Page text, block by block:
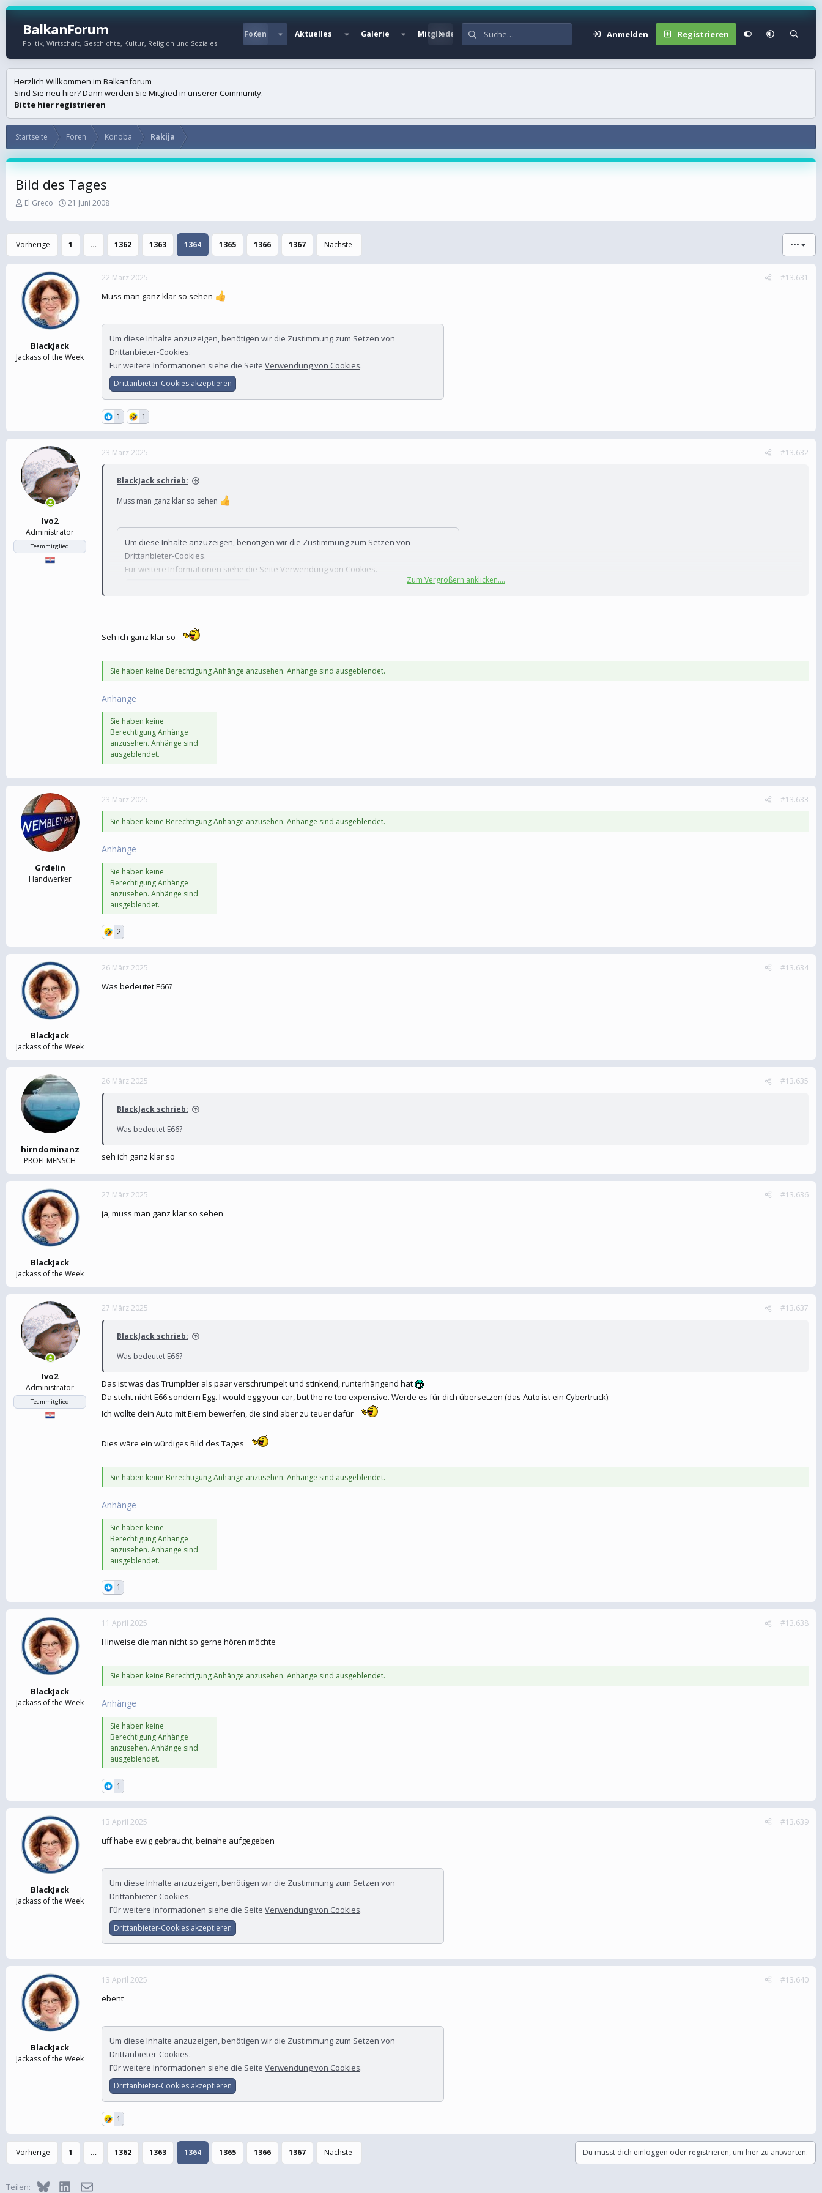
BalkanForum
Politik, Wirtschaft, Geschichte, Kultur, Religion und Soziales
Foren Aktuelles Galerie Mitglieder Anmelden Registrieren
Herzlich Willkommen im Balkanforum
Sind Sie neu hier? Dann werden Sie Mitglied in unserer Community.
Bitte hier registrieren
Startseite Foren Konoba Rakija
Bild des Tages
E
s
t
e
l
e
r
El Greco
E
s
t
e
l
t
a
m
21 Juni 2008
Vorherige 1 … 1362 1363 1364 1365 1366 1367 Nächste •••
BlackJack
Jackass of the Week
22 März 2025 #13.631
Muss man ganz klar so sehen
Um diese Inhalte anzuzeigen, benötigen wir die Zustimmung zum Setzen von
Drittanbieter-Cookies.
Für weitere Informationen siehe die Seite Verwendung von Cookies.
Drittanbieter-Cookies akzeptieren
1 1
Ivo2
Administrator
Teammitglied
23 März 2025 #13.632
BlackJack schrieb:
Muss man ganz klar so sehen
Um diese Inhalte anzuzeigen, benötigen wir die Zustimmung zum Setzen von
Drittanbieter-Cookies.
Für weitere Informationen siehe die Seite Verwendung von Cookies.
Zum Vergrößern anklicken....
Seh ich ganz klar so
Sie haben keine Berechtigung Anhänge anzusehen. Anhänge sind ausgeblendet.
Anhänge
Sie haben keine
Berechtigung Anhänge
anzusehen. Anhänge sind
ausgeblendet.
Grdelin
Handwerker
23 März 2025 #13.633
Sie haben keine Berechtigung Anhänge anzusehen. Anhänge sind ausgeblendet.
Anhänge
Sie haben keine
Berechtigung Anhänge
anzusehen. Anhänge sind
ausgeblendet.
2
BlackJack
Jackass of the Week
26 März 2025 #13.634
Was bedeutet E66?
hirndominanz
PROFI-MENSCH
26 März 2025 #13.635
BlackJack schrieb:
Was bedeutet E66?
seh ich ganz klar so
BlackJack
Jackass of the Week
27 März 2025 #13.636
ja, muss man ganz klar so sehen
Ivo2
Administrator
Teammitglied
27 März 2025 #13.637
BlackJack schrieb:
Was bedeutet E66?
Das ist was das Trumpltier als paar verschrumpelt und stinkend, runterhängend hat
Da steht nicht E66 sondern Egg. I would egg your car, but the're too expensive. Werde es für dich übersetzen (das Auto ist ein Cybertruck):
Ich wollte dein Auto mit Eiern bewerfen, die sind aber zu teuer dafür
Dies wäre ein würdiges Bild des Tages
Sie haben keine Berechtigung Anhänge anzusehen. Anhänge sind ausgeblendet.
Anhänge
Sie haben keine
Berechtigung Anhänge
anzusehen. Anhänge sind
ausgeblendet.
1
BlackJack
Jackass of the Week
11 April 2025 #13.638
Hinweise die man nicht so gerne hören möchte
Sie haben keine Berechtigung Anhänge anzusehen. Anhänge sind ausgeblendet.
Anhänge
Sie haben keine
Berechtigung Anhänge
anzusehen. Anhänge sind
ausgeblendet.
1
BlackJack
Jackass of the Week
13 April 2025 #13.639
uff habe ewig gebraucht, beinahe aufgegeben
Um diese Inhalte anzuzeigen, benötigen wir die Zustimmung zum Setzen von
Drittanbieter-Cookies.
Für weitere Informationen siehe die Seite Verwendung von Cookies.
Drittanbieter-Cookies akzeptieren
BlackJack
Jackass of the Week
13 April 2025 #13.640
ebent
Um diese Inhalte anzuzeigen, benötigen wir die Zustimmung zum Setzen von
Drittanbieter-Cookies.
Für weitere Informationen siehe die Seite Verwendung von Cookies.
Drittanbieter-Cookies akzeptieren
1
Vorherige 1 … 1362 1363 1364 1365 1366 1367 Nächste Du musst dich einloggen oder registrieren, um hier zu antworten.
Teilen: Bluesky LinkedInE-Mail